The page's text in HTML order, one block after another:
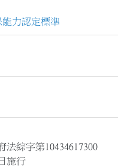
力認定標準
法綜字第10434617300
施行